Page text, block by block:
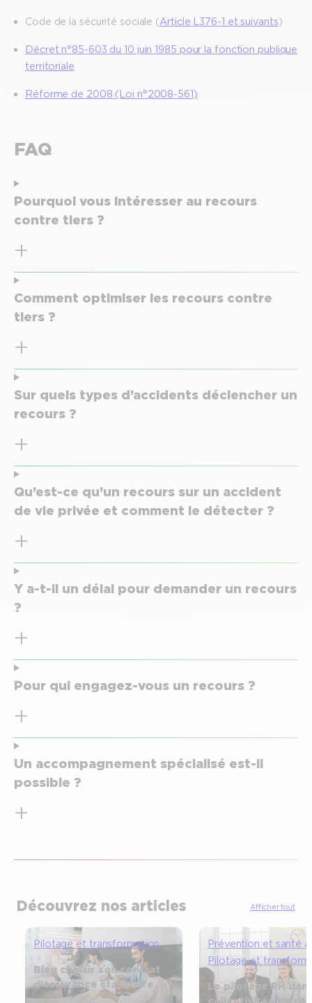
Code de la sécurité sociale (Article L376-1 et suivants)
Décret n°85-603 du 10 juin 1985 pour la fonction publique
territoriale
Réforme de 2008 (Loi n°2008-561)
FAQ
Pourquoi vous intéresser au recours
contre tiers ?
Comment optimiser les recours contre
tiers ?
Sur quels types d’accidents déclencher un
recours ?
Qu’est-ce qu’un recours sur un accident
de vie privée et comment le détecter ?
Y a-t-il un délai pour demander un recours
?
Pour qui engagez-vous un recours ?
Un accompagnement spécialisé est-il
possible ?
Découvrez nos articles Afficher tout
Pilotage et transformation
Bien choisir son contrat
d’assurance statutaire
Prévention et santé
Pilotage et
Le pilotage RH